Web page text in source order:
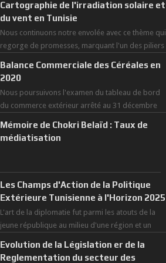
Cartographie de l'irradiation solaire et
du vent en Tunisie
Nous continuons notre envolée avec ce thème qui
regorge de promesses, marquant l'un des piliers
Balance Commerciale des Céréales en
2020
Nous poursuivons l'examen du tableau de bord
du commerce extérieur arrêté au 31 décembre
man...
Mémoire de Chokri Belaïd : Taux de
médiatisation
Les Champs d'Action de la Politique
Extérieure Tunisienne à l'Horizon 2025
L'art de la diplomatie fut parmi les atouts de la
jeune république au milieu d'une région et un
Evolution de la Législation er de la
Reglementation du secteur des